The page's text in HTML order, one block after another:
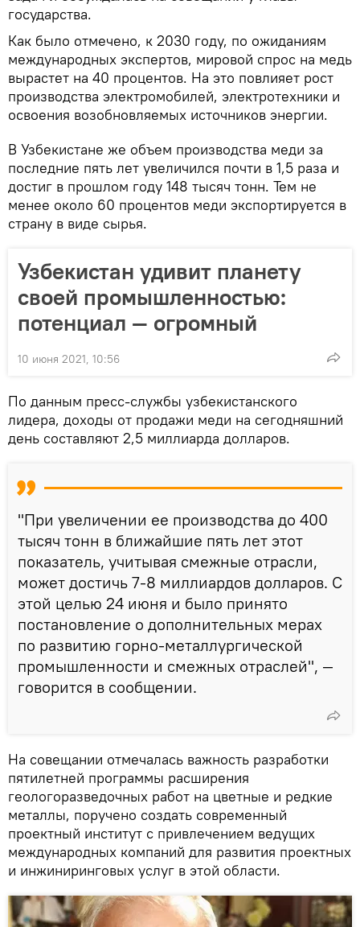
государства.
Как было отмечено, к 2030 году, по ожиданиям
международных экспертов, мировой спрос на медь
вырастет на 40 процентов. На это повлияет рост
производства электромобилей, электротехники и
освоения возобновляемых источников энергии.
В Узбекистане же объем производства меди за
последние пять лет увеличился почти в 1,5 раза и
достиг в прошлом году 148 тысяч тонн. Тем не
менее около 60 процентов меди экспортируется в
страну в виде сырья.
Узбекистан удивит планету
своей промышленностью:
потенциал — огромный
10 июня 2021, 10:56
По данным пресс-службы узбекистанского
лидера, доходы от продажи меди на сегодняшний
день составляют 2,5 миллиарда долларов.
"При увеличении ее производства до 400
тысяч тонн в ближайшие пять лет этот
показатель, учитывая смежные отрасли,
может достичь 7-8 миллиардов долларов. С
этой целью 24 июня и было принято
постановление о дополнительных мерах
по развитию горно-металлургической
промышленности и смежных отраслей", —
говорится в сообщении.
На совещании отмечалась важность разработки
пятилетней программы расширения
геологоразведочных работ на цветные и редкие
металлы, поручено создать современный
проектный институт с привлечением ведущих
международных компаний для развития проектных
и инжиниринговых услуг в этой области.